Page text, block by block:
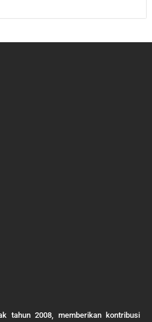
tahun 2008, memberikan kontribusi